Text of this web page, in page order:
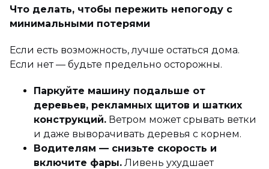
Что делать, чтобы пережить непогоду с
минимальными потерями
Если есть возможность, лучше остаться дома.
Если нет — будьте предельно осторожны.
Паркуйте машину подальше от
деревьев, рекламных щитов и шатких
конструкций. Ветром может срывать ветки
и даже выворачивать деревья с корнем.
Водителям — снизьте скорость и
включите фары. Ливень ухудшает